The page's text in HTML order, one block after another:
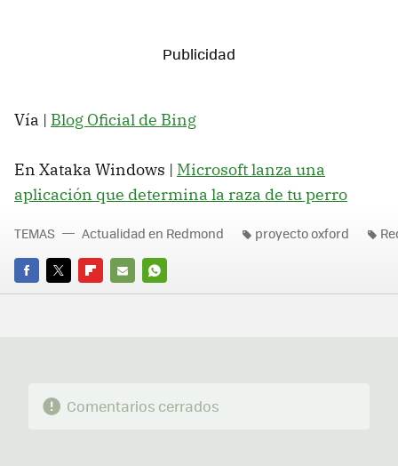
Vía | Blog Oficial de Bing
En Xataka Windows | Microsoft lanza una
aplicación que determina la raza de tu perro
FACEBOOK
TWITTERFLIPBOARD
E-
WHATSAPP
TEMAS Actualidad en Redmond proyecto oxford
Comentarios cerrados